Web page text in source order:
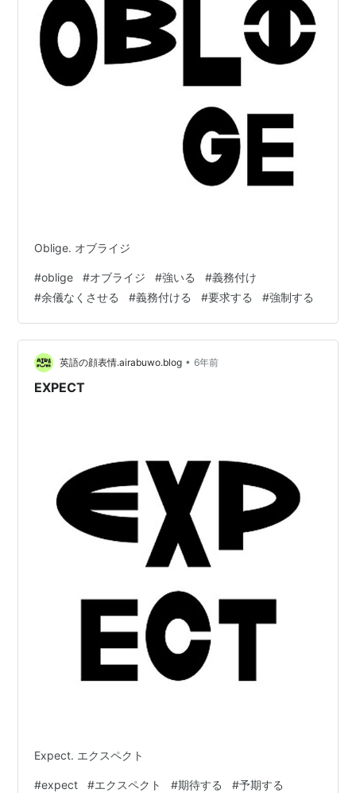
Oblige. オブライジ
#oblige #オブライジ #強いる #義務付け
#余儀なくさせる #義務付ける #要求する #強制する
英語の顔表情.airabuwo.blog • 6年前
EXPECT
Expect. エクスペクト
#expect #エクスペクト #期待する #予期する